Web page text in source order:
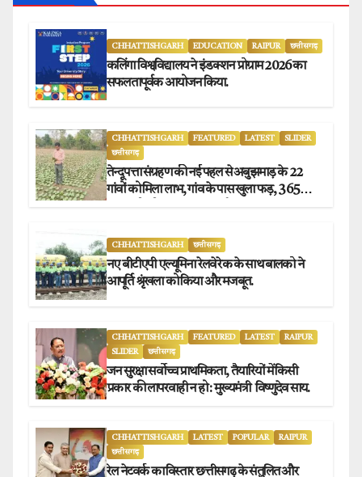
CHHATTISHGARH EDUCATION RAIPUR छत्तीसगढ़
कलिंगा विश्वविद्यालय ने इंडक्शन प्रोग्राम 2026 का
सफलतापूर्वक आयोजन किया.
CHHATTISHGARH FEATURED LATEST
SLIDER
छत्तीसगढ़
तेन्दूपत्ता संग्रहण की नई पहल से अबुझमाड़ के 22
गांवों को मिला लाभ, गांव के पास खुला फड़, 365
CHHATTISHGARH छत्तीसगढ़
नए बीटीएपी एल्यूमिना रेलवे रेक के साथ बालको ने
आपूर्ति श्रृंखला को किया और मजबूत.
CHHATTISHGARH FEATURED LATEST
RAIPUR
SLIDER
छत्तीसगढ़
जन सुरक्षा सर्वोच्च प्राथमिकता, तैयारियों में किसी
प्रकार की लापरवाही न हो : मुख्यमंत्री विष्णुदेव साय.
CHHATTISHGARH LATEST POPULAR
RAIPUR
छत्तीसगढ़
रेल नेटवर्क का विस्तार छत्तीसगढ़ के संतुलित और